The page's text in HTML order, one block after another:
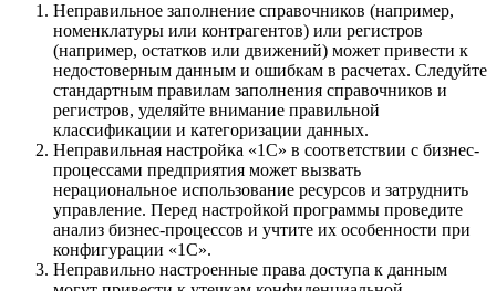
Неправильное заполнение справочников (например,
номенклатуры или контрагентов) или регистров
(например, остатков или движений) может привести к
недостоверным данным и ошибкам в расчетах. Следуйте
стандартным правилам заполнения справочников и
регистров, уделяйте внимание правильной
классификации и категоризации данных.
Неправильная настройка «1С» в соответствии с бизнес-
процессами предприятия может вызвать
нерациональное использование ресурсов и затруднить
управление. Перед настройкой программы проведите
анализ бизнес-процессов и учтите их особенности при
конфигурации «1С».
Неправильно настроенные права доступа к данным